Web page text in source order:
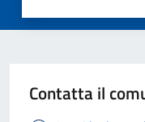
Contatta il